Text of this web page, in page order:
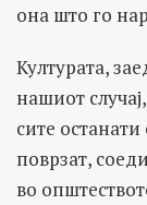
она што го
Културата,
нашиот
сите
поврзат,
во